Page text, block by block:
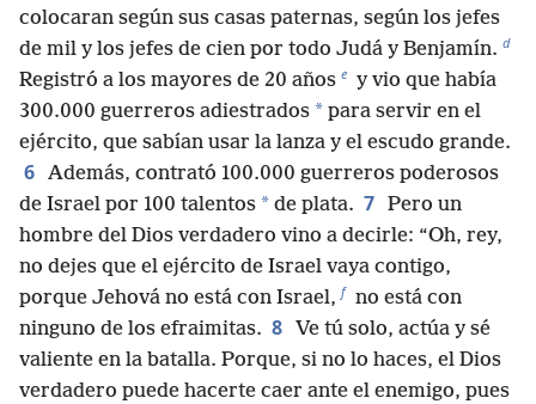
colocaran según sus casas paternas, según los jefes
de mil y los jefes de cien por todo Judá y Benjamín. d
Registró a los mayores de 20 años e y vio que había
300.000 guerreros adiestrados * para servir en el
ejército, que sabían usar la lanza y el escudo grande.
6 Además, contrató 100.000 guerreros poderosos
de Israel por 100 talentos * de plata. 7 Pero un
hombre del Dios verdadero vino a decirle: “Oh, rey,
no dejes que el ejército de Israel vaya contigo,
porque Jehová no está con Israel, f no está con
ninguno de los efraimitas. 8 Ve tú solo, actúa y sé
valiente en la batalla. Porque, si no lo haces, el Dios
verdadero puede hacerte caer ante el enemigo, pues